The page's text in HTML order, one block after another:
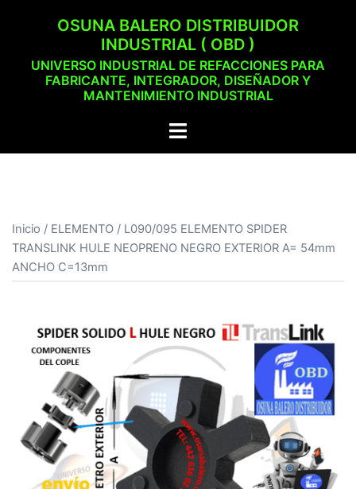
OSUNA BALERO DISTRIBUIDOR
INDUSTRIAL ( OBD )
UNIVERSO INDUSTRIAL DE REFACCIONES PARA
FABRICANTE, INTEGRADOR, DISEÑADOR Y
MANTENIMIENTO INDUSTRIAL
Alternar
Inicio / ELEMENTO / L090/095 ELEMENTO SPIDER
TRANSLINK HULE NEOPRENO NEGRO EXTERIOR A= 54mm
ANCHO C=13mm